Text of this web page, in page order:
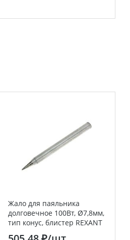
Жало для паяльника
долговечное 100Вт, Ø7,8мм,
тип конус, блистер REXANT